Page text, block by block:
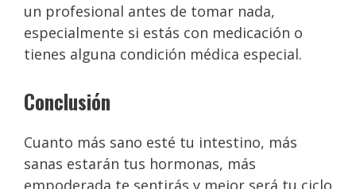
un profesional antes de tomar nada,
especialmente si estás con medicación o
tienes alguna condición médica especial.
Conclusión
Cuanto más sano esté tu intestino, más
sanas estarán tus hormonas, más
empoderada te sentirás y mejor será tu ciclo